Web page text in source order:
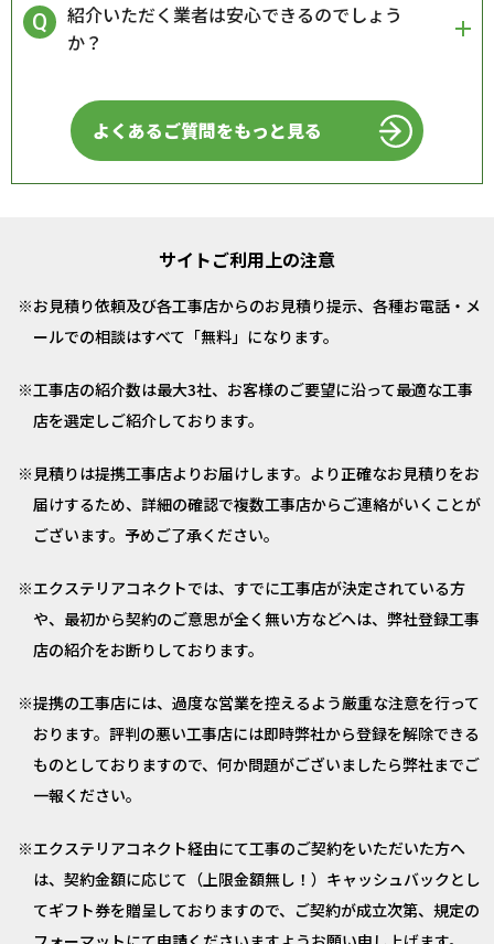
紹介いただく業者は安心できるのでしょう
か？
よくあるご質問をもっと見る
サイトご利用上の注意
お見積り依頼及び各工事店からのお見積り提示、各種お電話・メ
ールでの相談はすべて「無料」になります。
工事店の紹介数は最大3社、お客様のご要望に沿って最適な工事
店を選定しご紹介しております。
見積りは提携工事店よりお届けします。より正確なお見積りをお
届けするため、詳細の確認で複数工事店からご連絡がいくことが
ございます。予めご了承ください。
エクステリアコネクトでは、すでに工事店が決定されている方
や、最初から契約のご意思が全く無い方などへは、弊社登録工事
店の紹介をお断りしております。
提携の工事店には、過度な営業を控えるよう厳重な注意を行って
おります。評判の悪い工事店には即時弊社から登録を解除できる
ものとしておりますので、何か問題がございましたら弊社までご
一報ください。
エクステリアコネクト経由にて工事のご契約をいただいた方へ
は、契約金額に応じて（上限金額無し！）キャッシュバックとし
てギフト券を贈呈しておりますので、ご契約が成立次第、規定の